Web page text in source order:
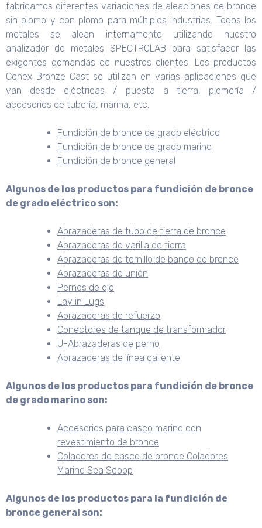
fabricamos diferentes variaciones de aleaciones de bronce
sin plomo y con plomo para múltiples industrias. Todos los
metales se alean internamente utilizando nuestro
analizador de metales SPECTROLAB para satisfacer las
exigentes demandas de nuestros clientes. Los productos
Conex Bronze Cast se utilizan en varias aplicaciones que
van desde eléctricas / puesta a tierra, plomería /
accesorios de tubería, marina, etc.
Fundición de bronce de grado eléctrico
Fundición de bronce de grado marino
Fundición de bronce general
Algunos de los productos para fundición de bronce
de grado eléctrico son:
Abrazaderas de tubo de tierra de bronce
Abrazaderas de varilla de tierra
Abrazaderas de tornillo de banco de bronce
Abrazaderas de unión
Pernos de ojo
Lay in Lugs
Abrazaderas de refuerzo
Conectores de tanque de transformador
U-Abrazaderas de perno
Abrazaderas de línea caliente
Algunos de los productos para fundición de bronce
de grado marino son:
Accesorios para casco marino con
revestimiento de bronce
Coladores de casco de bronce Coladores
Marine Sea Scoop
Algunos de los productos para la fundición de
bronce general son: